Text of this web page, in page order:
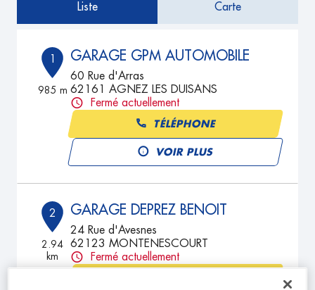
Liste Carte
1
985 m
GARAGE GPM AUTOMOBILE
60 Rue d'Arras
62161 AGNEZ LES DUISANS
Fermé actuellement
TÉLÉPHONE
VOIR PLUS
2
2.94
km
GARAGE DEPREZ BENOIT
24 Rue d'Avesnes
62123 MONTENESCOURT
Fermé actuellement